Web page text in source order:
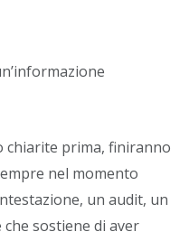
chiarite prima, finiranno
nel momento
un audit, un
sostiene di aver